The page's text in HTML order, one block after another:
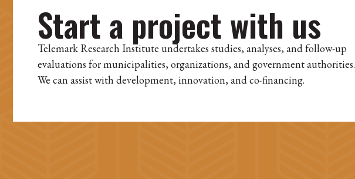
Start a project with us
Telemark Research Institute undertakes studies, analyses, and follow-up
evaluations for municipalities, organizations, and government authorities.
We can assist with development, innovation, and co-financing.